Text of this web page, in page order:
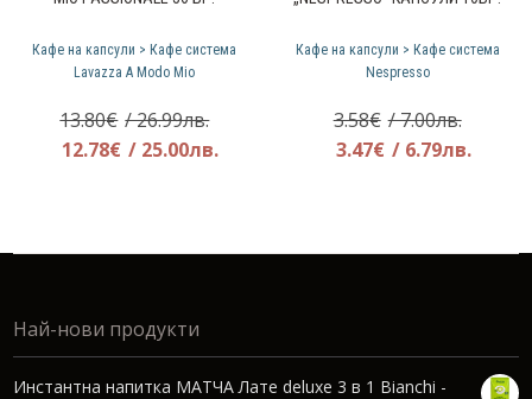
Кафе на капсули > Кафе система
Lavazza A Modo Mio
13.80€ / 26.99лв.Original
price
12.78€ / 25.00лв.Текущата
Кафе на капсули > Кафе система
Nespresso
3.58€ / 7.00лв.Original
price
3.47€ / 6.79лв.
Най-нови продукти
Инстантна напитка МАТЧА Лате deluxe 3 в 1 Bianchi -